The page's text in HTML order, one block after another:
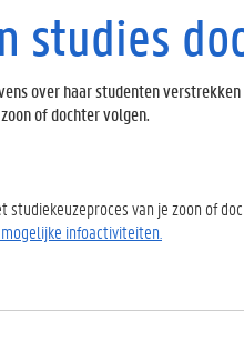
studies
over haar studenten
of dochter volgen.
studiekeuzeproces van je zoon of
infoactiviteiten.